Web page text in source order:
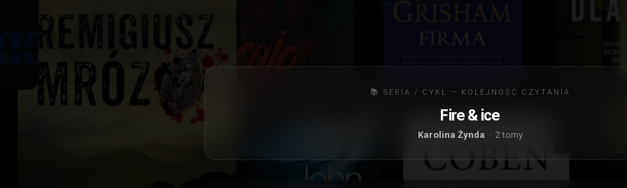
📚 SERIA / CYKL — KOLEJNOŚĆ CZYTANIA
Fire & ice
Karolina Żynda · 2 tomy